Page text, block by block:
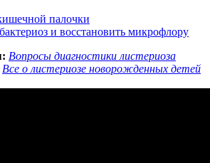
палочки
и восстановить микрофлору
Вопросы диагностики листериоза
Все о листериозе новорожденных детей